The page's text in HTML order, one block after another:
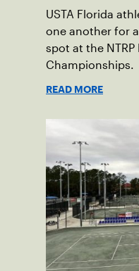
USTA Florida
one another for
spot at the NTRP
Championships.
READ MORE